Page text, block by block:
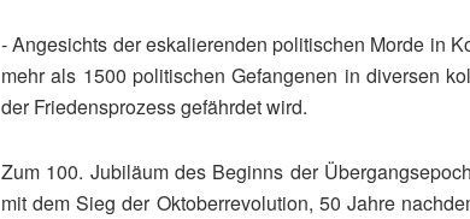
- Angesichts der eskalierenden politischen Morde in
mehr als 1500 politischen Gefangenen in diversen
der Friedensprozess gefährdet wird.
Zum 100. Jubiläum des Beginns der
mit dem Sieg der Oktoberrevolution, 50 Jahre